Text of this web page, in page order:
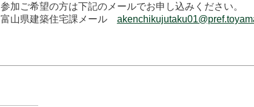
参加ご希望の方は下記のメールでお申し込みください。
富山県建築住宅課メール